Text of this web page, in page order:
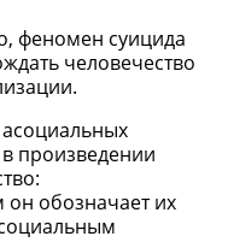
феномен суицида
человечество
произведении
он обозначает их